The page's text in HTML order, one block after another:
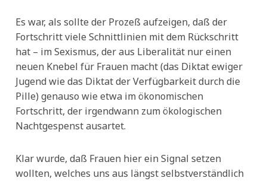
Es war, als sollte der Prozeß aufzeigen, daß der
Fortschritt viele Schnittlinien mit dem Rückschritt
hat – im Sexismus, der aus Liberalität nur einen
neuen Knebel für Frauen macht (das Diktat ewiger
Jugend wie das Diktat der Verfügbarkeit durch die
Pille) genauso wie etwa im ökonomischen
Fortschritt, der irgendwann zum ökologischen
Nachtgespenst ausartet.
Klar wurde, daß Frauen hier ein Signal setzen
wollten, welches uns aus längst selbstverständlich